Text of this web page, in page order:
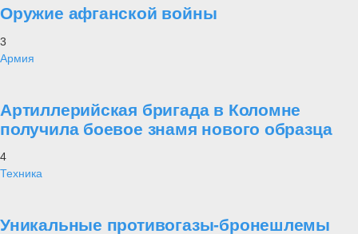
Оружие афганской войны
3
Армия
Артиллерийская бригада в Коломне
получила боевое знамя нового образца
4
Техника
Уникальные противогазы-бронешлемы